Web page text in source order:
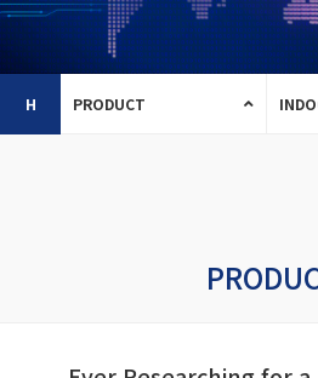
H PRODUCT